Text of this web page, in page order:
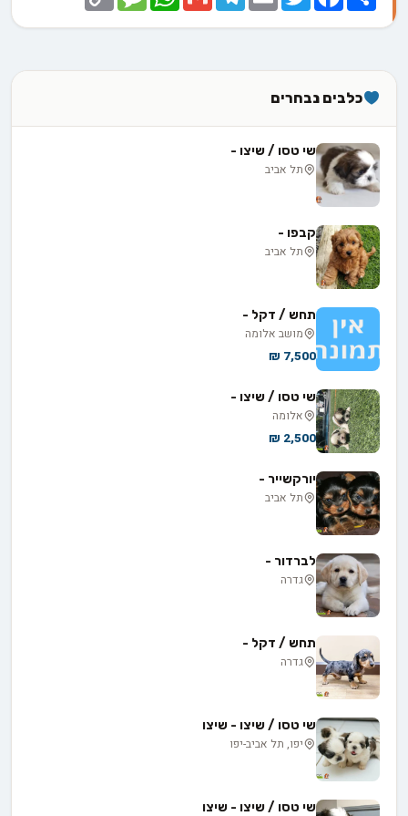
כלבים נבחרים
שי טסו / שיצו -
תל אביב
קבפו -
תל אביב
תחש / דקל -
מושב אלומה
7,500 ₪
שי טסו / שיצו -
אלומה
2,500 ₪
יורקשייר -
תל אביב
לברדור -
גדרה
תחש / דקל -
גדרה
שי טסו / שיצו - שיצו
יפו, תל אביב-יפו
שי טסו / שיצו - שיצו